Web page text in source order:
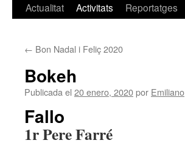
Saltar
contenido
Actualitat Activitats Reportatges
← Bon Nadal i Feliç 2020
Bokeh
Publicada el 20 enero, 2020por Emiliano
Fallo
1r Pere Farré